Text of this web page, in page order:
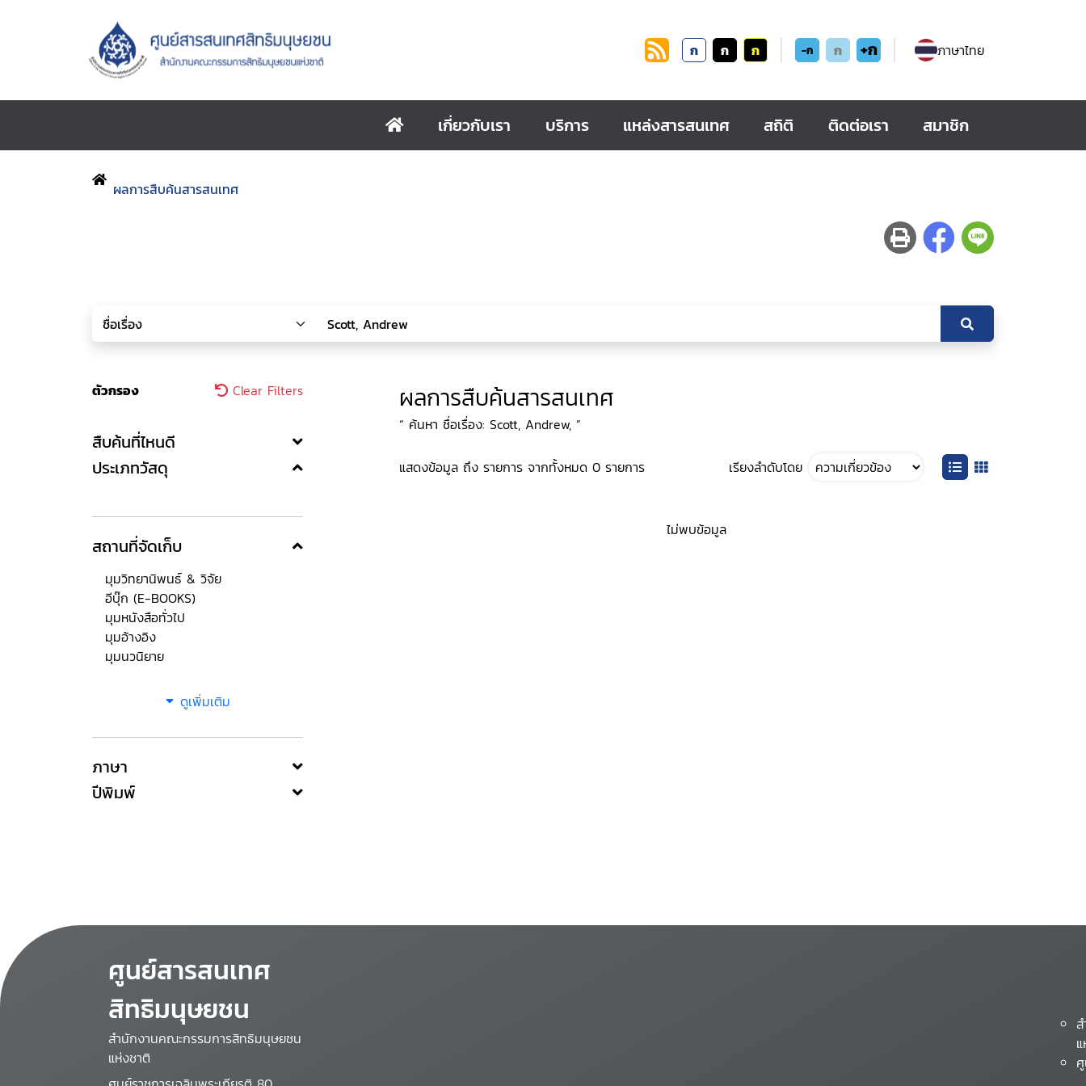
ก ก ก -ก ก +ก ภาษาไทย
เกี่ยวกับเรา บริการ แหล่งสารสนเทศ สถิติ ติดต่อเรา สมาชิก
ผลการสืบค้นสารสนเทศ
ตัวกรอง Clear Filters
สืบค้นที่ไหนดี
ประเภทวัสดุ
สถานที่จัดเก็บ
มุมวิทยานิพนธ์ & วิจัย
อีบุ๊ก (E-BOOKS)
มุมหนังสือทั่วไป
มุมอ้างอิง
มุมนวนิยาย
ดูเพิ่มเติม
ภาษา
ปีพิมพ์
ผลการสืบค้นสารสนเทศ
“ ค้นหา ชื่อเรื่อง: Scott, Andrew, ”
แสดงข้อมูล ถึง รายการ จากทั้งหมด 0 รายการ เรียงลำดับโดย
ไม่พบข้อมูล
ศูนย์สารสนเทศ
สิทธิมนุษยชน
สำนักงานคณะกรรมการสิทธิมนุษยชน
แห่งชาติ